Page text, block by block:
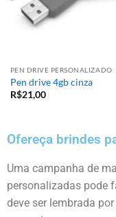
PEN DRIVE PERSONALIZADO
Pen drive 4gb cinza
R$21,00
Ofereça brindes
Uma campanha de
personalizadas pode
deve ser lembrada